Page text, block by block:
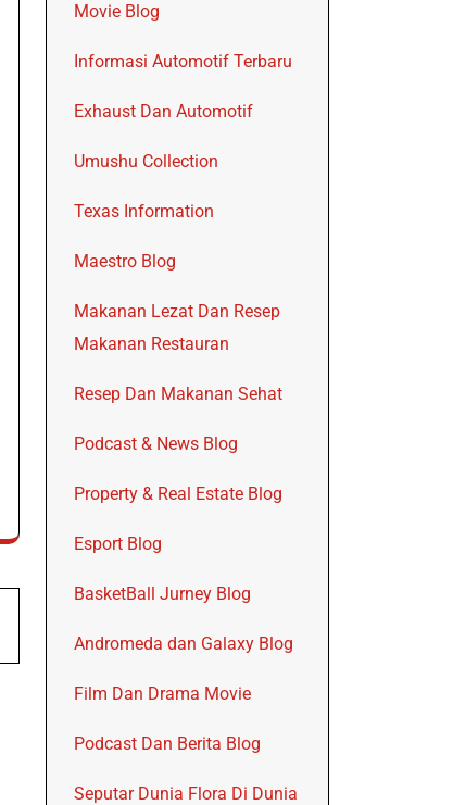
Movie Blog
Informasi Automotif Terbaru
Exhaust Dan Automotif
Umushu Collection
Texas Information
Maestro Blog
Makanan Lezat Dan Resep
Makanan Restauran
Resep Dan Makanan Sehat
Podcast & News Blog
Property & Real Estate Blog
Esport Blog
BasketBall Jurney Blog
Andromeda dan Galaxy Blog
Film Dan Drama Movie
Podcast Dan Berita Blog
Seputar Dunia Flora Di Dunia